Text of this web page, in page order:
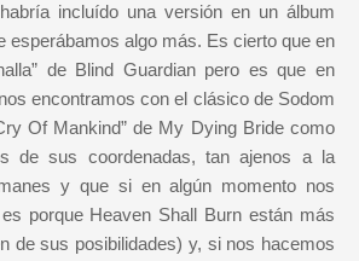
incluído una versión en un álbum
esperábamos algo más. Es cierto que en
de Blind Guardian pero es que en
encontramos con el clásico de Sodom
Of Mankind” de My Dying Bride como
de sus coordenadas, tan ajenos a la
y que si en algún momento nos
porque Heaven Shall Burn están más
de sus posibilidades) y, si nos hacemos